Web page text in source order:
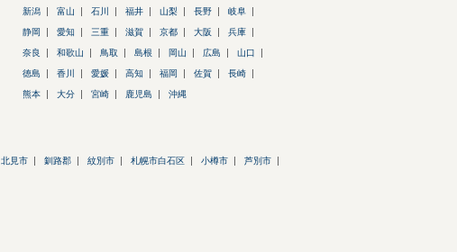
新潟 富山 石川 福井 山梨 長野 岐阜
静岡 愛知 三重 滋賀 京都 大阪 兵庫
奈良 和歌山 鳥取 島根 岡山 広島 山口
徳島 香川 愛媛 高知 福岡 佐賀 長崎
熊本 大分 宮崎 鹿児島 沖縄
北見市 釧路郡 紋別市 札幌市白石区 小樽市 芦別市